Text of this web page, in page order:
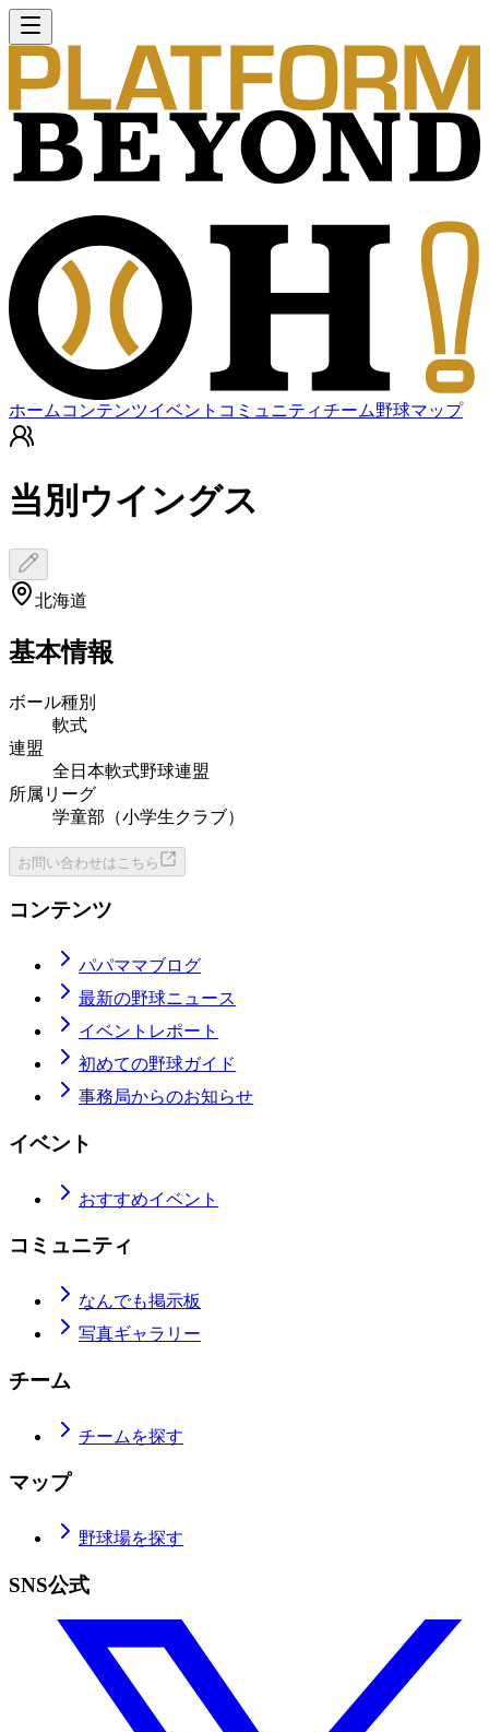
ホーム コンテンツイベント コミュニティチーム野球マップ
当別ウイングス
北海道
基本情報
ボール種別
軟式
連盟
全日本軟式野球連盟
所属リーグ
学童部（小学生クラブ）
お問い合わせはこちら
コンテンツ
パパママブログ
最新の野球ニュース
イベントレポート
初めての野球ガイド
事務局からのお知らせ
イベント
おすすめイベント
コミュニティ
なんでも掲示板
写真ギャラリー
チーム
チームを探す
マップ
野球場を探す
SNS公式